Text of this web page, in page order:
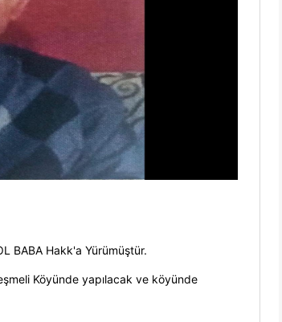
BABA Hakk'a Yürümüştür.
Köyünde yapılacak ve köyünde